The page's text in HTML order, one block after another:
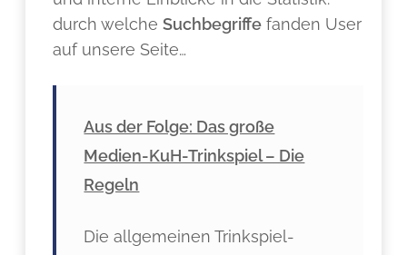
durch welcheSuchbegriffe fanden User
auf unsere Seite…
Aus der Folge: Das große
Medien-KuH-Trinkspiel – Die
Regeln
Die allgemeinen Trinkspiel-